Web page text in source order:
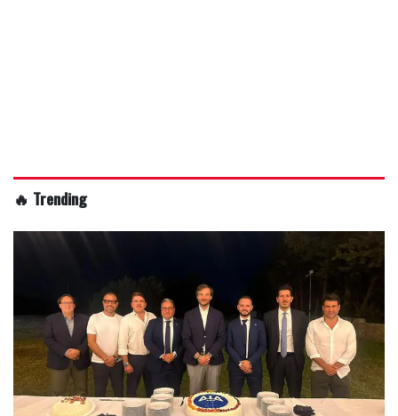
🔥 Trending